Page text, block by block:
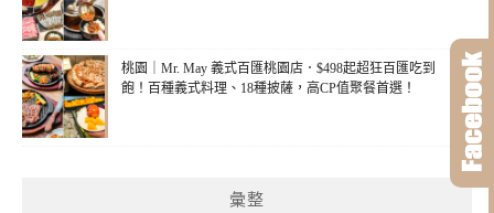
桃園｜Mr. May 義式百匯桃園店．$498起超狂百匯吃到
飽！百種義式料理、18種披薩，高CP值聚餐首選！
彙整